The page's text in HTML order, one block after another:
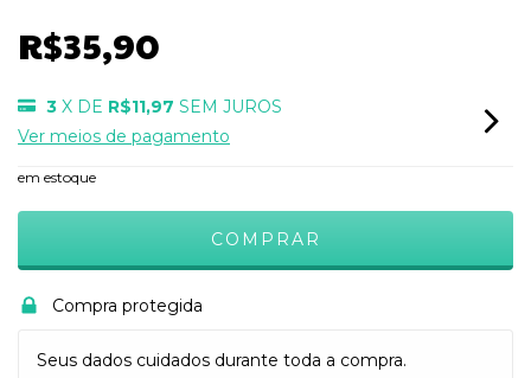
R$35,90
3 X DE R$11,97 SEM JUROS
Ver meios de pagamento
em estoque
Compra protegida
Seus dados cuidados durante toda a compra.